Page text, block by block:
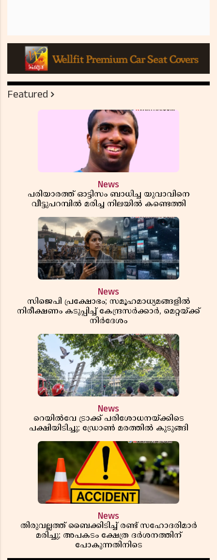
Featured
News
പരിയാരത്ത് ഓട്ടിസം ബാധിച്ച യുവാവിനെ
വീട്ടുപറമ്പിൽ മരിച്ച നിലയിൽ കണ്ടെത്തി
News
സിജെപി പ്രക്ഷോഭം; സമൂഹമാധ്യമങ്ങളിൽ
നിരീക്ഷണം കടുപ്പിച്ച് കേന്ദ്രസർക്കാർ, മെറ്റയ്ക്ക്
നിർദേശം
News
റെയിൽവേ ട്രാക്ക് പരിശോധനയ്ക്കിടെ
പക്ഷിയിടിച്ചു; ഡ്രോൺ മരത്തിൽ കുടുങ്ങി
News
തിരുവല്ലത്ത് ബൈക്കിടിച്ച് രണ്ട് സഹോദരിമാർ
മരിച്ചു; അപകടം ക്ഷേത്ര ദർശനത്തിന്
പോകുന്നതിനിടെ